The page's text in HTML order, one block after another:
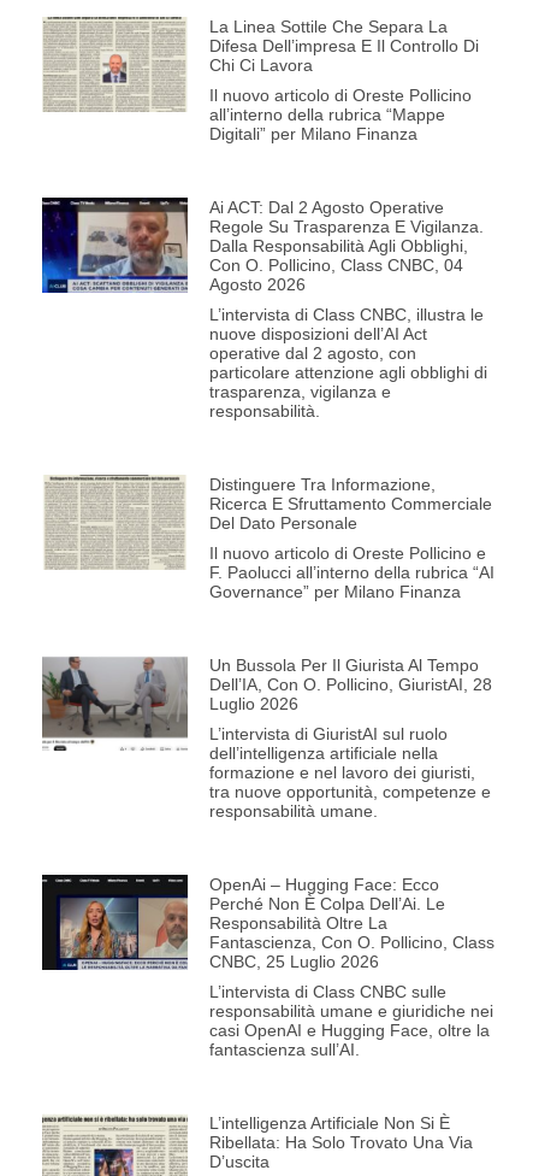
La Linea Sottile Che Separa La
Difesa Dell’impresa E Il Controllo Di
Chi Ci Lavora
Il nuovo articolo di Oreste Pollicino
all’interno della rubrica “Mappe
Digitali” per Milano Finanza
Ai ACT: Dal 2 Agosto Operative
Regole Su Trasparenza E Vigilanza.
Dalla Responsabilità Agli Obblighi,
Con O. Pollicino, Class CNBC, 04
Agosto 2026
L’intervista di Class CNBC, illustra le
nuove disposizioni dell’AI Act
operative dal 2 agosto, con
particolare attenzione agli obblighi di
trasparenza, vigilanza e
responsabilità.
Distinguere Tra Informazione,
Ricerca E Sfruttamento Commerciale
Del Dato Personale
Il nuovo articolo di Oreste Pollicino e
F. Paolucci all’interno della rubrica “AI
Governance” per Milano Finanza
Un Bussola Per Il Giurista Al Tempo
Dell’IA, Con O. Pollicino, GiuristAI, 28
Luglio 2026
L’intervista di GiuristAI sul ruolo
dell’intelligenza artificiale nella
formazione e nel lavoro dei giuristi,
tra nuove opportunità, competenze e
responsabilità umane.
OpenAi – Hugging Face: Ecco
Perché Non È Colpa Dell’Ai. Le
Responsabilità Oltre La
Fantascienza, Con O. Pollicino, Class
CNBC, 25 Luglio 2026
L’intervista di Class CNBC sulle
responsabilità umane e giuridiche nei
casi OpenAI e Hugging Face, oltre la
fantascienza sull’AI.
L’intelligenza Artificiale Non Si È
Ribellata: Ha Solo Trovato Una Via
D’uscita